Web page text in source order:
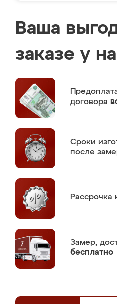
Ваша
заказе у
договора
Сроки
после
Рассрочка
Замер,
бесплатно